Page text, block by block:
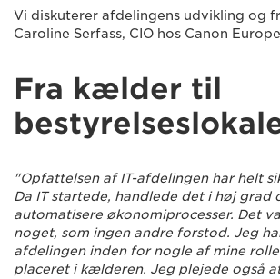
Vi diskuterer afdelingens udvikling og
Caroline Serfass, CIO hos Canon
Fra kælder til
"Opfattelsen af IT-afdelingen har helt
Da IT startede, handlede det i høj grad
automatisere økonomiprocesser. Det
noget, som ingen andre forstod. Jeg
afdelingen inden for nogle af mine
placeret i kælderen. Jeg plejede også